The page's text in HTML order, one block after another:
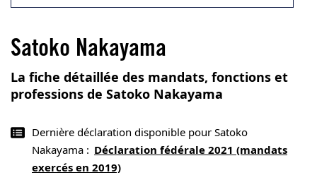
Satoko Nakayama
La fiche détaillée des mandats, fonctions et
professions de Satoko Nakayama
Dernière déclaration disponible pour Satoko
Nakayama : Déclaration fédérale 2021 (mandats
exercés en 2019)